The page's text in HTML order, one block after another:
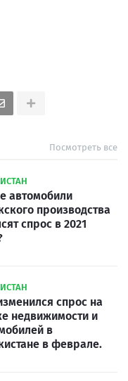
Посмотреть все
автомобили
производства
спрос в 2021
спрос на
недвижимости и
в
в феврале.